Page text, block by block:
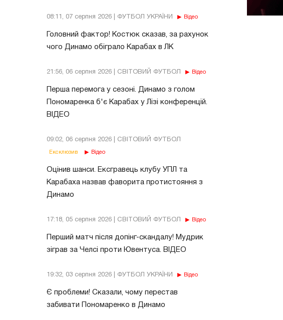
08:11, 07 серпня 2026 | ФУТБОЛ УКРАЇНИ Відео
Головний фактор! Костюк сказав, за рахунок
чого Динамо обіграло Карабах в ЛК
21:56, 06 серпня 2026 | СВІТОВИЙ ФУТБОЛ Відео
Перша перемога у сезоні. Динамо з голом
Пономаренка б'є Карабах у Лізі конференцій.
ВІДЕО
09:02, 06 серпня 2026 | СВІТОВИЙ ФУТБОЛ
Ексклюзив Відео
Оцінив шанси. Ексгравець клубу УПЛ та
Карабаха назвав фаворита протистояння з
Динамо
17:18, 05 серпня 2026 | СВІТОВИЙ ФУТБОЛ Відео
Перший матч після допінг-скандалу! Мудрик
зіграв за Челсі проти Ювентуса. ВІДЕО
19:32, 03 серпня 2026 | ФУТБОЛ УКРАЇНИ Відео
Є проблеми! Сказали, чому перестав
забивати Пономаренко в Динамо